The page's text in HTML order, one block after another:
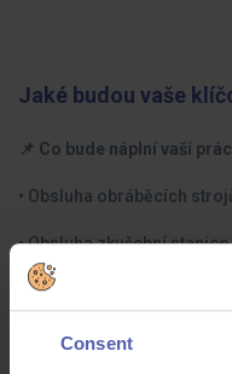
Consent
Jaké budou vaše
📌 Co bude náplní vaší
• Obsluha obráběcích
• Obsluha zkušební stanice
• Měření a kontrola
• Provádění základní